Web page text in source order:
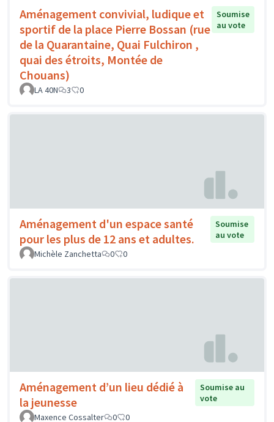
Aménagement convivial, ludique et
sportif de la place Pierre Bossan (rue
de la Quarantaine, Quai Fulchiron ,
quai des étroits, Montée de
Chouans)
Soumise
au vote
LA 40N 3 0
Aménagement d'un espace santé
pour les plus de 12 ans et adultes.
Soumise
au vote
Michèle Zanchetta
0 0
Aménagement d’un lieu dédié à
la jeunesse
Soumise au
vote
Maxence Cossalter
0 0